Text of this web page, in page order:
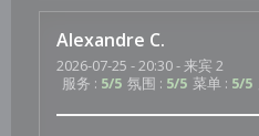
Alexandre C
2026-07-25 - 20:30 - 来宾 2
服务 : 5/5 氛围 : 5/5 菜单 : 5/5